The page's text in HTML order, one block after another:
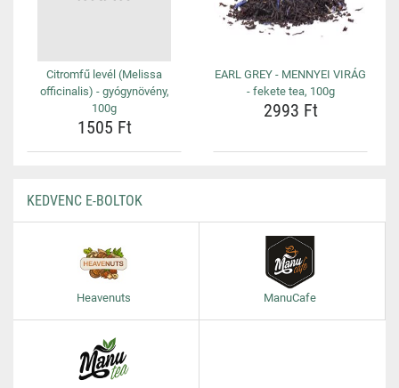
Citromfű levél (Melissa
officinalis) - gyógynövény,
100g
1505 Ft
EARL GREY - MENNYEI VIRÁG
- fekete tea, 100g
2993 Ft
KEDVENC E-BOLTOK
Heavenuts ManuCafe